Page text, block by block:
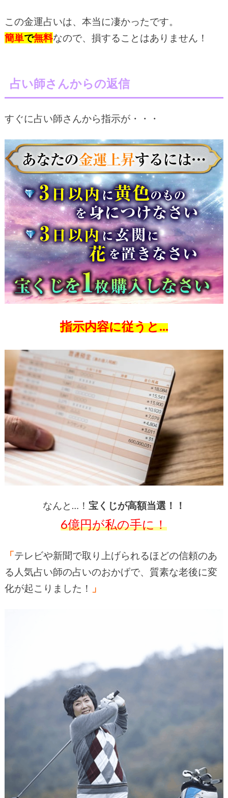
この金運占いは、本当に凄かったです。
簡単で無料なので、損することはありません！
占い師さんからの返信
すぐに占い師さんから指示が・・・
指示内容に従うと…
なんと…！ 宝くじが高額当選！！
6億円が私の手に！
「テレビや新聞で取り上げられるほどの信頼のあ
る人気占い師の占いのおかげで、質素な老後に変
化が起こりました！
」